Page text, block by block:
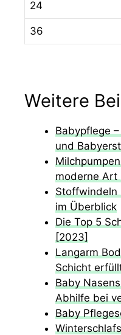
24
36
Weitere
Babypflege
und
moderne Art
Stoffwindeln
im Überblick
Die Top 5
[2023]
Langarm
Schicht
Baby
Abhilfe bei
Baby